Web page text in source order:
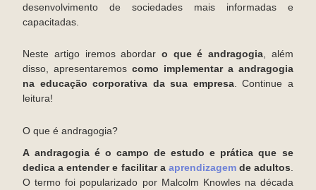
desenvolvimento de sociedades mais informadas e
capacitadas.
Neste artigo iremos abordar o que é andragogia, além
disso, apresentaremoscomo implementar a andragogia
na educação corporativa da sua empresa. Continue a
leitura!
O que é andragogia?
A andragogia é o campo de estudo e prática que se
dedica a entender e facilitar a aprendizagemde adultos
O termo foi popularizado por Malcolm Knowles na década